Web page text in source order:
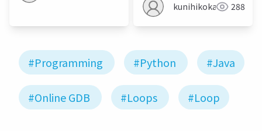
kunihikokaneko288
#Programming #Python #Java
#Online GDB #Loops #Loop